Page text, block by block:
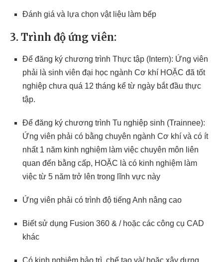
Đánh giá và lựa chọn vật liệu làm bếp
3. Trình độ ứng viên:
Để đăng ký chương trình Thực tập (Intern): Ứng viên
phải là sinh viên đại học ngành Cơ khí HOẶC đã tốt
nghiệp chưa quá 12 tháng kể từ ngày bắt đầu thực
tập.
Để đăng ký chương trình Tu nghiệp sinh (Trainnee):
Ứng viên phải có bằng chuyên ngành Cơ khí và có ít
nhất 1 năm kinh nghiệm làm việc chuyên môn liên
quan đến bằng cấp, HOẶC là có kinh nghiệm làm
việc từ 5 năm trở lên trong lĩnh vực này
Ứng viên phải có trình độ tiếng Anh nâng cao
Biết sử dụng Fusion 360 & / hoặc các công cụ CAD
khác
Có kinh nghiệm bảo trì, chế tạo và/ hoặc xây dựng